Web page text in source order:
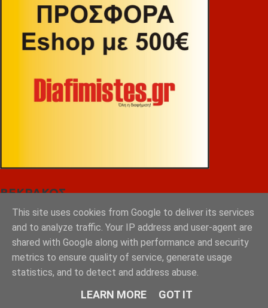
ΒΕΚΡΑΚΟΣ
This site uses cookies from Google to deliver its services
and to analyze traffic. Your IP address and user-agent are
shared with Google along with performance and security
metrics to ensure quality of service, generate usage
statistics, and to detect and address abuse.
LEARN MORE GOT IT